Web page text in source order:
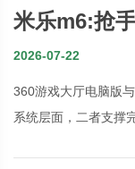
米乐m6:抢
数字家庭_天
2026-07-22
360游戏大厅电脑版
系统层面，二者支撑